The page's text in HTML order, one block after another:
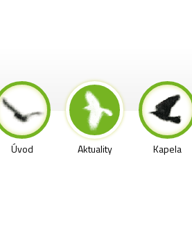
Úvod Aktuality Kapela